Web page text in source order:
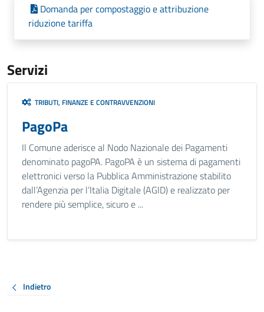
Domanda per compostaggio e attribuzione
riduzione tariffa
Servizi
TRIBUTI, FINANZE E CONTRAVVENZIONI
PagoPa
Il Comune aderisce al Nodo Nazionale dei Pagamenti
denominato pagoPA. PagoPA è un sistema di pagamenti
elettronici verso la Pubblica Amministrazione stabilito
dall’Agenzia per l’Italia Digitale (AGID) e realizzato per
rendere più semplice, sicuro e ...
Indietro